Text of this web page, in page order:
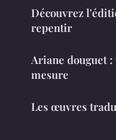
Découvrez
repentir
Ariane douguet
mesure
Les œuvres